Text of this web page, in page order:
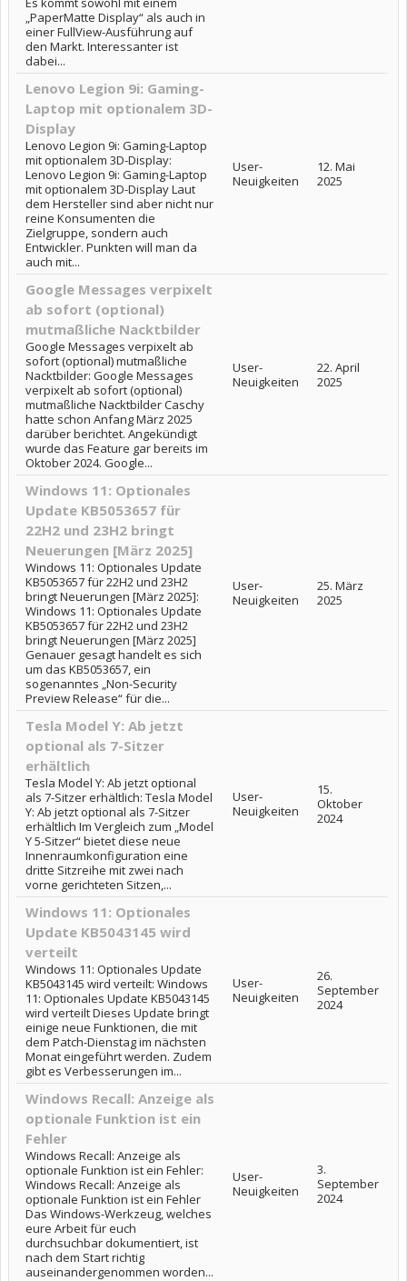
„PaperMatte Display“ als auch in
einer FullView-Ausführung auf
den Markt. Interessanter ist
dabei...
Lenovo Legion 9i: Gaming-
Laptop mit optionalem 3D-
Display
Lenovo Legion 9i: Gaming-Laptop
mit optionalem 3D-Display:
Lenovo Legion 9i: Gaming-Laptop
mit optionalem 3D-Display Laut
dem Hersteller sind aber nicht nur
reine Konsumenten die
Zielgruppe, sondern auch
Entwickler. Punkten will man da
auch mit...
User-
Neuigkeiten
12. Mai
2025
Google Messages verpixelt
ab sofort (optional)
mutmaßliche Nacktbilder
Google Messages verpixelt ab
sofort (optional) mutmaßliche
Nacktbilder: Google Messages
verpixelt ab sofort (optional)
mutmaßliche Nacktbilder Caschy
hatte schon Anfang März 2025
darüber berichtet. Angekündigt
wurde das Feature gar bereits im
Oktober 2024. Google...
User-
Neuigkeiten
22. April
2025
Windows 11: Optionales
Update KB5053657 für
22H2 und 23H2 bringt
Neuerungen [März 2025]
Windows 11: Optionales Update
KB5053657 für 22H2 und 23H2
bringt Neuerungen [März 2025]:
Windows 11: Optionales Update
KB5053657 für 22H2 und 23H2
bringt Neuerungen [März 2025]
Genauer gesagt handelt es sich
um das KB5053657, ein
sogenanntes „Non-Security
Preview Release“ für die...
User-
Neuigkeiten
25. März
2025
Tesla Model Y: Ab jetzt
optional als 7-Sitzer
erhältlich
Tesla Model Y: Ab jetzt optional
als 7-Sitzer erhältlich: Tesla Model
Y: Ab jetzt optional als 7-Sitzer
erhältlich Im Vergleich zum „Model
Y 5-Sitzer“ bietet diese neue
Innenraumkonfiguration eine
dritte Sitzreihe mit zwei nach
vorne gerichteten Sitzen,...
User-
Neuigkeiten
15.
Oktober
2024
Windows 11: Optionales
Update KB5043145 wird
verteilt
Windows 11: Optionales Update
KB5043145 wird verteilt: Windows
11: Optionales Update KB5043145
wird verteilt Dieses Update bringt
einige neue Funktionen, die mit
dem Patch-Dienstag im nächsten
Monat eingeführt werden. Zudem
gibt es Verbesserungen im...
User-
Neuigkeiten
26.
September
2024
Windows Recall: Anzeige als
optionale Funktion ist ein
Fehler
Windows Recall: Anzeige als
optionale Funktion ist ein Fehler:
Windows Recall: Anzeige als
optionale Funktion ist ein Fehler
Das Windows-Werkzeug, welches
eure Arbeit für euch
durchsuchbar dokumentiert, ist
nach dem Start richtig
auseinandergenommen worden...
User-
Neuigkeiten
3.
September
2024